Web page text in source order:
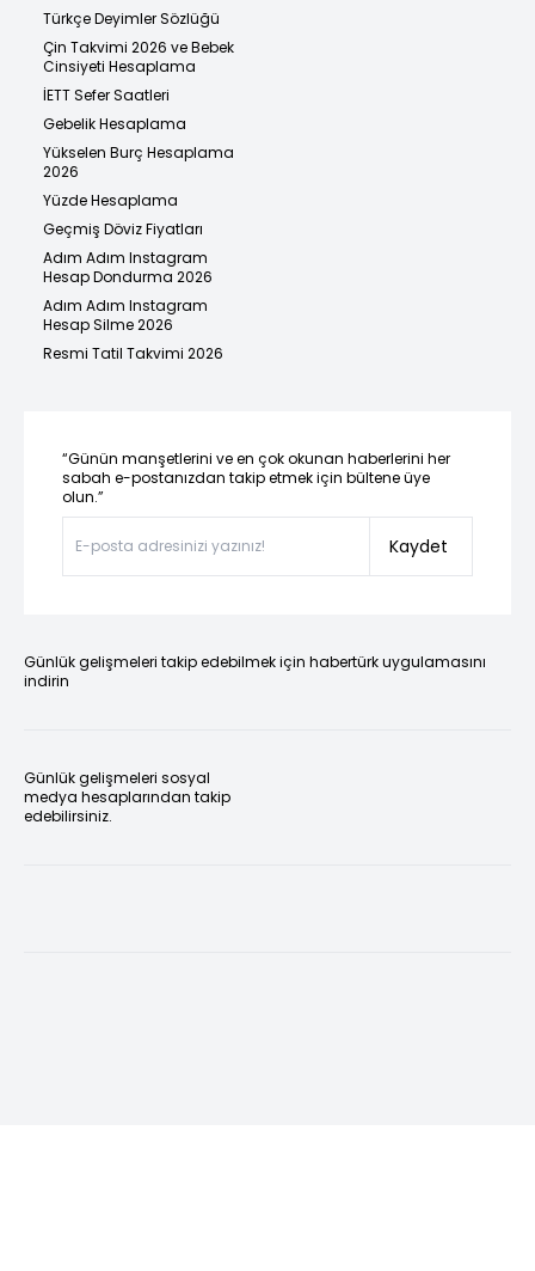
Türkçe Deyimler Sözlüğü
Çin Takvimi 2026 ve Bebek
Cinsiyeti Hesaplama
İETT Sefer Saatleri
Gebelik Hesaplama
Yükselen Burç Hesaplama
2026
Yüzde Hesaplama
Geçmiş Döviz Fiyatları
Adım Adım Instagram
Hesap Dondurma 2026
Adım Adım Instagram
Hesap Silme 2026
Resmi Tatil Takvimi 2026
“Günün manşetlerini ve en çok okunan haberlerini her
sabah e-postanızdan takip etmek için bültene üye
olun.”
Kaydet
Günlük gelişmeleri takip edebilmek için habertürk uygulamasını
indirin
Günlük gelişmeleri sosyal
medya hesaplarından takip
edebilirsiniz.